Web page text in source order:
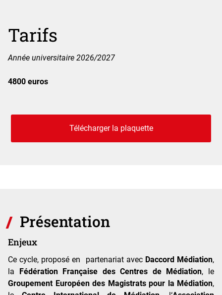
Tarifs
Année universitaire 2026/2027
4800 euros
Télécharger la plaquette
Présentation
Enjeux
Ce cycle, proposé en partenariat avec Daccord Médiation,
la Fédération Française des Centres de Médiation, le
Groupement Européen des Magistrats pour la Médiation,